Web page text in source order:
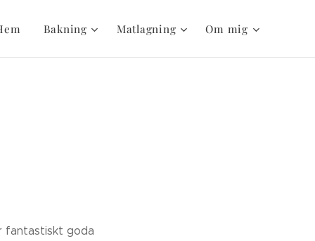
Bakning Matlagning Om mig
fantastiskt goda